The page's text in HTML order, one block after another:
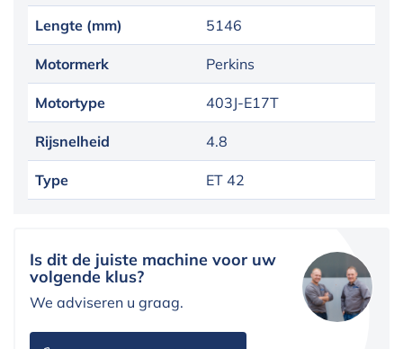
Lengte (mm) 5146
Motormerk Perkins
Motortype 403J-E17T
Rijsnelheid 4.8
Type ET 42
Is dit de juiste machine voor uw
volgende klus?
We adviseren u graag.